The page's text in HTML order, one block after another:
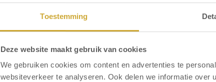
Toestemming
Deze website maakt gebruik van cookies
We gebruiken cookies om content en advertenties te
websiteverkeer te analyseren. Ook delen we informatie